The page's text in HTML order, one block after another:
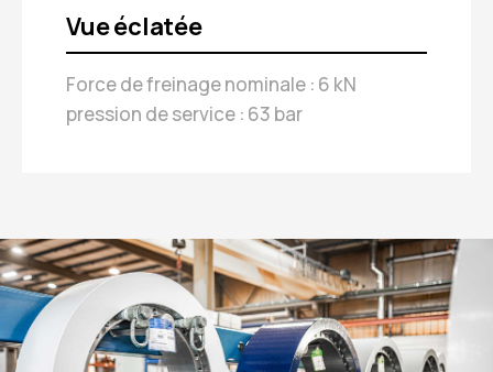
Vue éclatée
Force de freinage nominale : 6 kN
pression de service : 63 bar